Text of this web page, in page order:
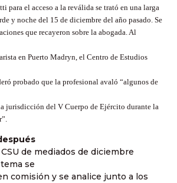
para el acceso a la reválida se trató en una larga
y noche del 15 de diciembre del año pasado. Se
que recayeron sobre la abogada. Al
en Puerto Madryn, el Centro de Estudios
probado que la profesional avaló “algunos de
jurisdicción del V Cuerpo de Ejército durante la
de mediados de diciembre
se
comisión y se analice junto a los